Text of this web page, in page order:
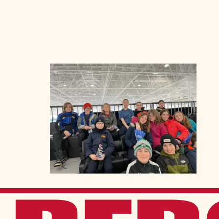
Frais généraux
Portes ouvertes
Bourses d’études
Tenue vestimentaire
Équipes sportives
Nos valeurs
Calendrier scolaire
Événements